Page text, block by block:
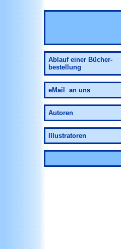
Ablauf einer Bücher-
bestellung
eMail an uns
Autoren
Illustratoren